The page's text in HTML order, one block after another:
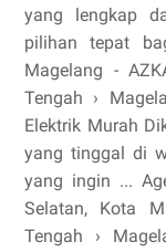
yang lengkap
pilihan tepat
Magelang -
Tengah ›
Elektrik Murah
yang tinggal di
yang ingin ...
Selatan, Kota
Tengah ›